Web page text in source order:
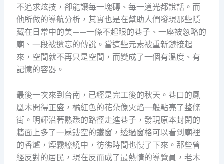
不追求炫技，卻能讓每一塊磚、每一道光都說話。而
他所做的導航分析，其實也是在幫助人們發現那些隱
藏在日常中的美——一條不起眼的巷子、一座被忽略的
廟、一段被遺忘的傳說。當這些元素被重新鏈接起
來，空間就不再只是空間，而變成了一個有溫度、有
記憶的容器。
最後一次來到台南，已經是完工後的秋天。巷口的鳳
凰木開得正盛，橘紅色的花朵像火焰一般點亮了整條
街。明輝沿著熟悉的路徑走進巷子，發現原本封閉的
牆面上多了一扇鏤空的鐵窗，透過窗格可以看到廟裡
的香爐，煙霧繚繞中，彷彿時間也慢了下來。那些曾
經反對的居民，現在反而成了最熱情的導覽員，老木